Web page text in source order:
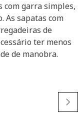
com garra simples,
As sapatas com
de
ter menos
de manobra.